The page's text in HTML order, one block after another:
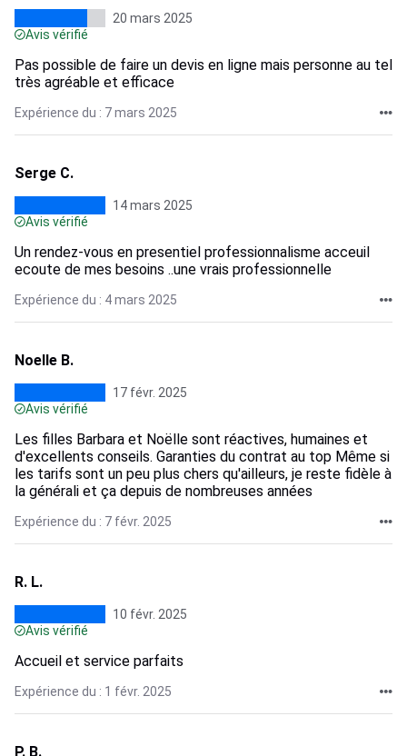
20 mars 2025
Avis vérifié
Pas possible de faire un devis en ligne mais personne au tel
très agréable et efficace
Expérience du : 7 mars 2025
Serge C.
14 mars 2025
Avis vérifié
Un rendez-vous en presentiel professionnalisme acceuil
ecoute de mes besoins ..une vrais professionnelle
Expérience du : 4 mars 2025
Noelle B.
17 févr. 2025
Avis vérifié
Les filles Barbara et Noëlle sont réactives, humaines et
d'excellents conseils. Garanties du contrat au top Même si
les tarifs sont un peu plus chers qu'ailleurs, je reste fidèle à
la générali et ça depuis de nombreuses années
Expérience du : 7 févr. 2025
R. L.
10 févr. 2025
Avis vérifié
Accueil et service parfaits
Expérience du : 1 févr. 2025
P. B.